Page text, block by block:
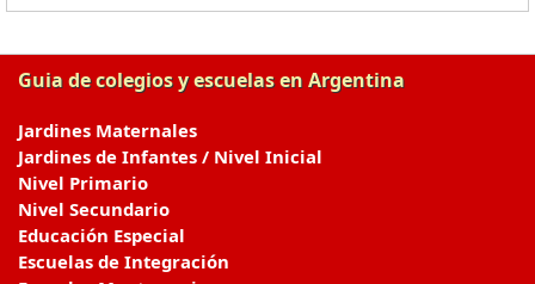
Guia de colegios y escuelas en Argentina
Jardines Maternales
Jardines de Infantes / Nivel Inicial
Nivel Primario
Nivel Secundario
Educación Especial
Escuelas de Integración